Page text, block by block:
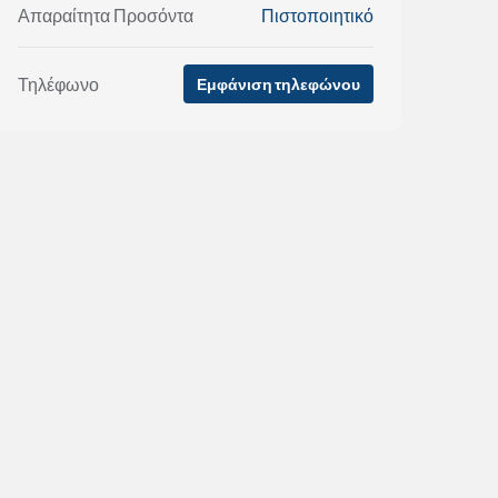
Απαραίτητα Προσόντα Πιστοποιητικό
Τηλέφωνο Εμφάνιση τηλεφώνου